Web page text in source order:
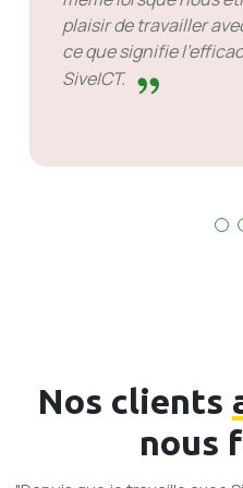
Il y a des
mais ce
Ils
Nos clients
nous